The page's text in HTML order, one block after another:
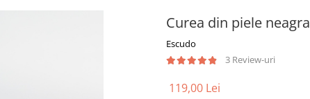
Curea din piele neagra
Escudo
3 Review-uri
119,00 Lei